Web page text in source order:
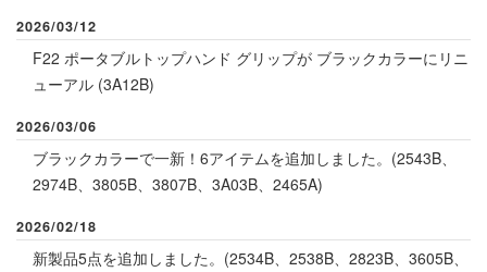
2026/03/12
F22 ポータブルトップハンド グリップが ブラックカラーにリニ
ューアル (3A12B)
2026/03/06
ブラックカラーで一新！6アイテムを追加しました。(2543B、
2974B、 3805B、 3807B、 3A03B、 2465A)
2026/02/18
新製品5点を追加しました。(2534B、 2538B、 2823B、 3605B、